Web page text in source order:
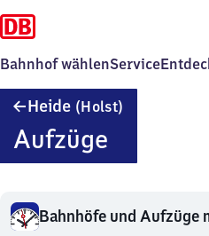
Bahnhof wählenService
Heide (Holst)
Aufzüge
Bahnhöfe und Aufzüge